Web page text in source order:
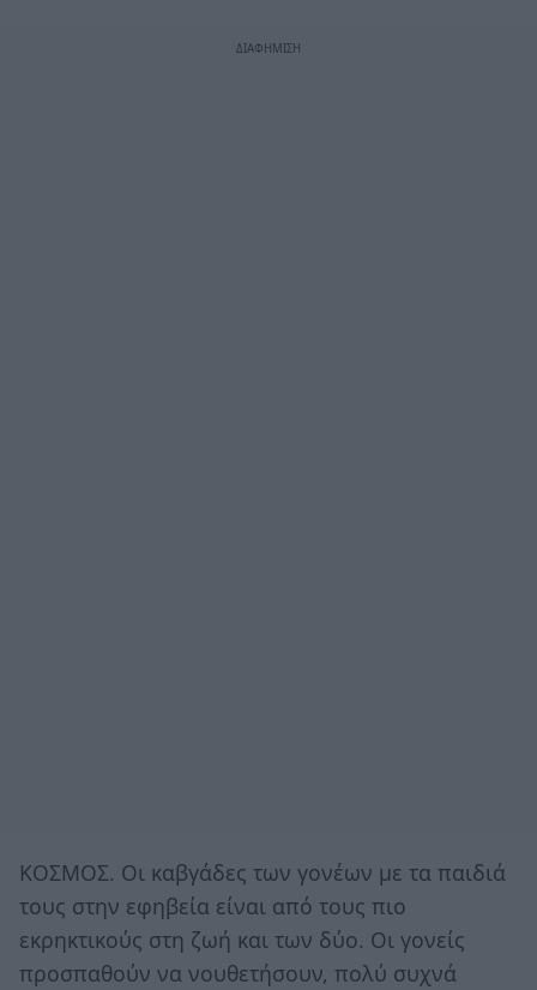
ΚΟΣΜΟΣ. Οι καβγάδες των γονέων με τα παιδιά
τους στην εφηβεία είναι από τους πιο
εκρηκτικούς στη ζωή και των δύο. Οι γονείς
προσπαθούν να νουθετήσουν, πολύ συχνά